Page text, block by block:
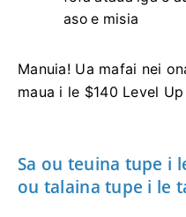
aso e misia
Manuia! ​​Ua mafai nei
maua i le $140 Level
Sa ou teuina tupe i
ou talaina tupe i le